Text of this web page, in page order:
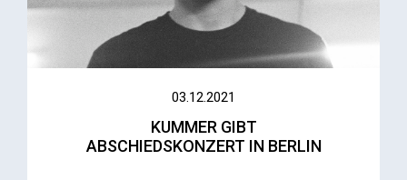
03.12.2021
KUMMER GIBT
ABSCHIEDSKONZERT IN BERLIN